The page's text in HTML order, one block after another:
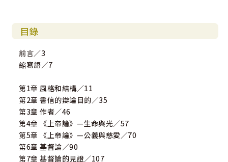
目錄
前言／3
縮寫語／7
第1章 風格和結構／11
第2章 書信的辯論目的／35
第3章 作者／46
第4章 《上帝論》—生命與光／57
第5章 《上帝論》—公義與慈愛／70
第6章 基督論／90
第7章 基督論的見證／107